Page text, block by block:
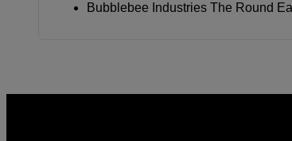
Bubblebee Industries The Round